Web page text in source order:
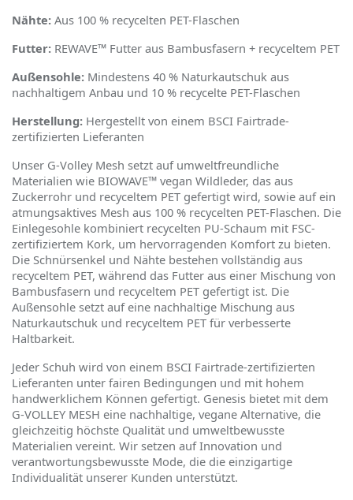
Nähte: Aus 100 % recycelten PET-Flaschen
Futter: REWAVE™ Futter aus Bambusfasern + recyceltem PET
Außensohle: Mindestens 40 % Naturkautschuk aus
nachhaltigem Anbau und 10 % recycelte PET-Flaschen
Herstellung: Hergestellt von einem BSCI Fairtrade-
zertifizierten Lieferanten
Unser G-Volley Mesh setzt auf umweltfreundliche
Materialien wie BIOWAVE™ vegan Wildleder, das aus
Zuckerrohr und recyceltem PET gefertigt wird, sowie auf ein
atmungsaktives Mesh aus 100 % recycelten PET-Flaschen. Die
Einlegesohle kombiniert recycelten PU-Schaum mit FSC-
zertifiziertem Kork, um hervorragenden Komfort zu bieten.
Die Schnürsenkel und Nähte bestehen vollständig aus
recyceltem PET, während das Futter aus einer Mischung von
Bambusfasern und recyceltem PET gefertigt ist. Die
Außensohle setzt auf eine nachhaltige Mischung aus
Naturkautschuk und recyceltem PET für verbesserte
Haltbarkeit.
Jeder Schuh wird von einem BSCI Fairtrade-zertifizierten
Lieferanten unter fairen Bedingungen und mit hohem
handwerklichem Können gefertigt. Genesis bietet mit dem
G-VOLLEY MESH eine nachhaltige, vegane Alternative, die
gleichzeitig höchste Qualität und umweltbewusste
Materialien vereint. Wir setzen auf Innovation und
verantwortungsbewusste Mode, die die einzigartige
Individualität unserer Kunden unterstützt.